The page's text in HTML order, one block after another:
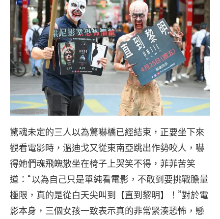
驚魂未定的三人以為驚嚇橋已經結束，正要坐下來
觀看電影時，溫迪戈又從東南亞跳出作勢咬人，嚇
得她們魂飛魄散坐在椅子上哭笑不得，菲菲苦笑
道：“以為自己只是單純看電影，不敢到要挑戰膽量
極限，真的是從白天尖叫到【直到黎明】！”對於電
影本身，三個女孩一致表示真的非常緊湊恐怖，懸